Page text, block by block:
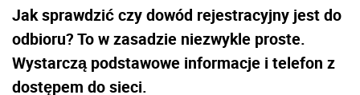
Jak sprawdzić czy dowód rejestracyjny jest do
odbioru? To w zasadzie niezwykle proste.
Wystarczą podstawowe informacje i telefon z
dostępem do sieci.